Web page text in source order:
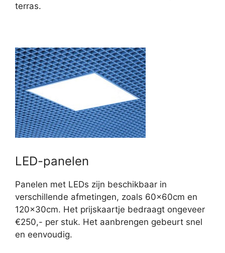
terras.
LED-panelen
Panelen met LEDs zijn beschikbaar in
verschillende afmetingen, zoals 60x60cm en
120x30cm. Het prijskaartje bedraagt ongeveer
€250,- per stuk. Het aanbrengen gebeurt snel
en eenvoudig.